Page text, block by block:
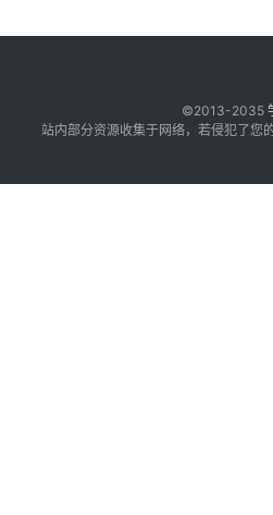
©2013-2035
站内部分资源收集于网络，若侵犯了您